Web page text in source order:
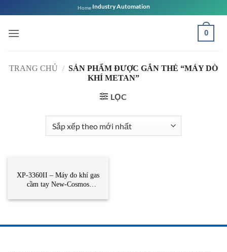
qua
nội
Home Industry Automation
0
TRANG CHỦ / SẢN PHẨM ĐƯỢC GẮN THẺ “MÁY DÒ
KHÍ METAN”
LỌC
XP-3360II – Máy đo khí gas
cầm tay New-Cosmos